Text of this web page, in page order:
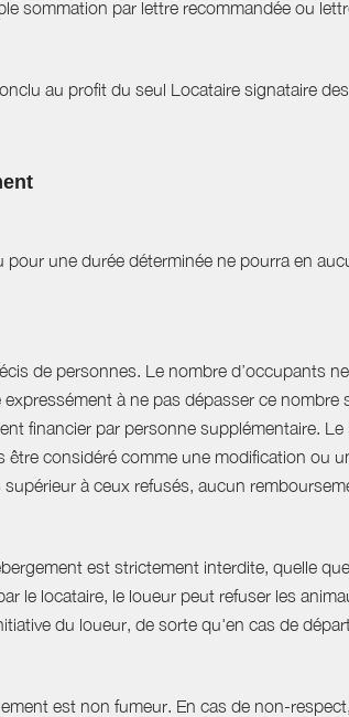
sommation par lettre recommandée ou
au profit du seul Locataire signataire
une durée déterminée ne pourra en
de personnes. Le nombre d’occupants
à ne pas dépasser ce
financier par personne supplémentaire.
considéré comme une modification ou
à ceux refusés, aucun
est strictement interdite, quelle
le locataire, le loueur peut refuser les
du loueur, de sorte qu'en cas de
est non fumeur. En cas de non-